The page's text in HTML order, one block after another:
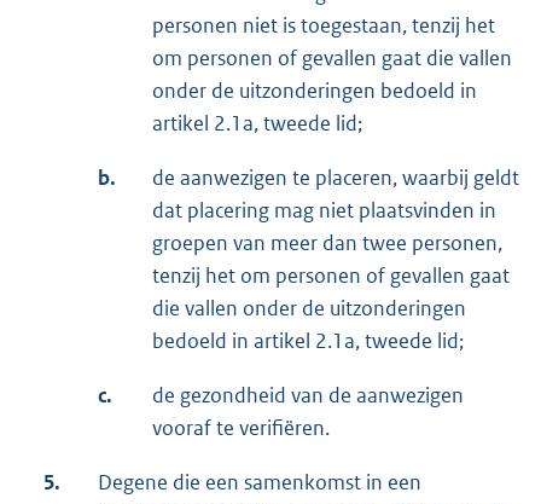
personen niet is toegestaan, tenzij het
om personen of gevallen gaat die vallen
onder de uitzonderingen bedoeld in
artikel 2.1a, tweede lid;
b.
de aanwezigen te placeren, waarbij geldt
dat placering mag niet plaatsvinden in
groepen van meer dan twee personen,
tenzij het om personen of gevallen gaat
die vallen onder de uitzonderingen
bedoeld in artikel 2.1a, tweede lid;
c.
de gezondheid van de aanwezigen
vooraf te verifiëren.
5.
Degene die een samenkomst in een